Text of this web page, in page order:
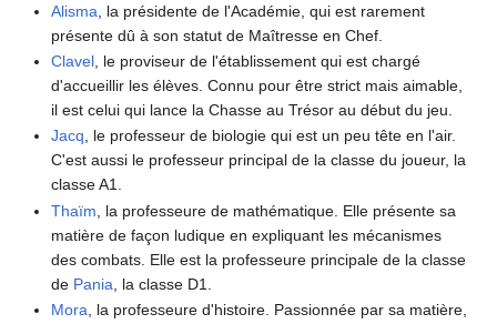
Alisma , la présidente de l'Académie, qui est rarement
présente dû à son statut de Maîtresse en Chef.
Clavel , le proviseur de l'établissement qui est chargé
d'accueillir les élèves. Connu pour être strict mais aimable,
il est celui qui lance la Chasse au Trésor au début du jeu.
Jacq, le professeur de biologie qui est un peu tête en l'air.
C'est aussi le professeur principal de la classe du joueur, la
classe A1.
Thaïm , la professeure de mathématique. Elle présente sa
matière de façon ludique en expliquant les mécanismes
des combats. Elle est la professeure principale de la classe
de Pania , la classe D1.
Mora , la professeure d'histoire. Passionnée par sa matière,